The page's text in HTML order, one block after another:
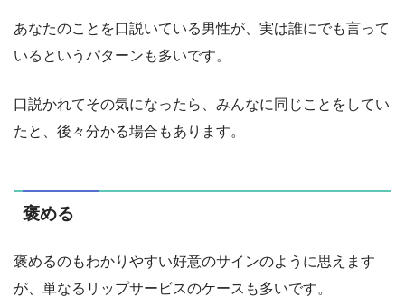
あなたのことを口説いている男性が、実は誰にでも言って
いるというパターンも多いです。
口説かれてその気になったら、みんなに同じことをしてい
たと、後々分かる場合もあります。
褒める
褒めるのもわかりやすい好意のサインのように思えます
が、単なるリップサービスのケースも多いです。